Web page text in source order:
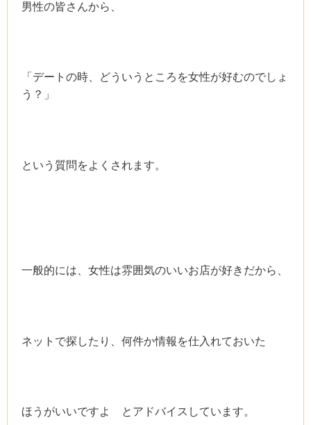
男性の皆さんから、
「デートの時、どういうところを女性が好むのでしょ
う？」
という質問をよくされます。
一般的には、女性は雰囲気のいいお店が好きだから、
ネットで探したり、何件か情報を仕入れておいた
ほうがいいですよ とアドバイスしています。